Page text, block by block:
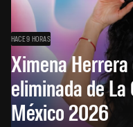
HACE 9 HORAS
Ximena
eliminada de La
México 2026